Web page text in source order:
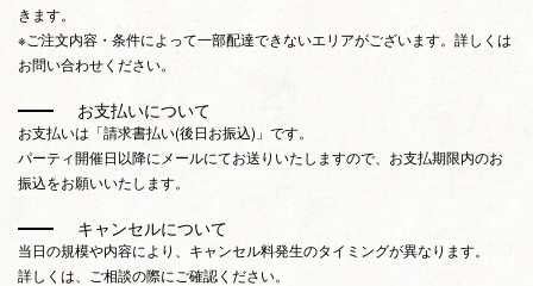
きます。
※ご注文内容・条件によって一部配達できないエリアがございます。詳しくは
お問い合わせください。
お支払いについて
お支払いは「請求書払い(後日お振込)」です。
パーティ開催日以降にメールにてお送りいたしますので、お支払期限内のお
振込をお願いいたします。
キャンセルについて
当日の規模や内容により、キャンセル料発生のタイミングが異なります。
詳しくは、ご相談の際にご確認ください。